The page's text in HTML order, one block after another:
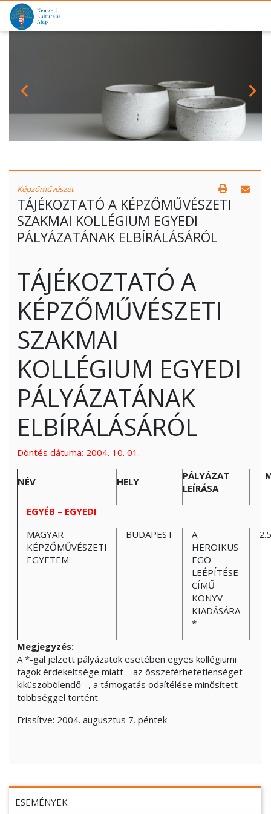
ESEMÉNYEK
Képzőművészet
TÁJÉKOZTATÓ A KÉPZŐMŰVÉSZETI
SZAKMAI KOLLÉGIUM EGYEDI
PÁLYÁZATÁNAK ELBÍRÁLÁSÁRÓL
TÁJÉKOZTATÓ A
KÉPZŐMŰVÉSZETI
SZAKMAI
KOLLÉGIUM EGYEDI
PÁLYÁZATÁNAK
ELBÍRÁLÁSÁRÓL
Döntés dátuma: 2004. 10. 01.
NÉV HELY
PÁLYÁZAT
LEÍRÁSA
EGYÉB – EGYEDI
MAGYAR
KÉPZŐMŰVÉSZETI
EGYETEM
BUDAPEST
A
HEROIKUS
EGO
LEÉPÍTÉSE
CÍMŰ
KÖNYV
KIADÁSÁRA
*
Megjegyzés:
A *-gal jelzett pályázatok esetében egyes kollégiumi
tagok érdekeltsége miatt – az összeférhetetlenséget
kiküszöbölendő –, a támogatás odaítélése minősített
többséggel történt.
Frissítve: 2004. augusztus 7. péntek